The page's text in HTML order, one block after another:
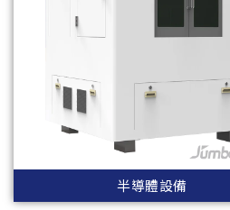
半導體設備